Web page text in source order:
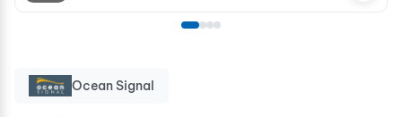
Ocean Signal